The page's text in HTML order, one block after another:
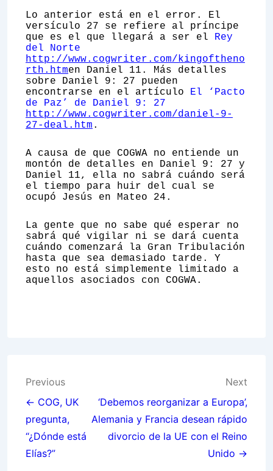
Lo anterior está en el error. El
versículo 27 se refiere al príncipe
que es el que llegará a ser el Rey
del Norte
http://www.cogwriter.com/kingoftheno
rth.htmen Daniel 11. Más detalles
sobre Daniel 9: 27 pueden
encontrarse en el artículo El ‘Pacto
de Paz’ de Daniel 9: 27
http://www.cogwriter.com/daniel-9-
27-deal.htm .
A causa de que COGWA no entiende un
montón de detalles en Daniel 9: 27 y
Daniel 11, ella no sabrá cuándo será
el tiempo para huir del cual se
ocupó Jesús en Mateo 24.
La gente que no sabe qué esperar no
sabrá qué vigilar ni se dará cuenta
cuándo comenzará la Gran Tribulación
hasta que sea demasiado tarde. Y
esto no está simplemente limitado a
aquellos asociados con COGWA.
Post
navigation
Previous
← COG, UK
pregunta,
“¿Dónde está
Elías?”
Next
‘Debemos reorganizar a Europa’,
Alemania y Francia desean rápido
divorcio de la UE con el Reino
Unido →